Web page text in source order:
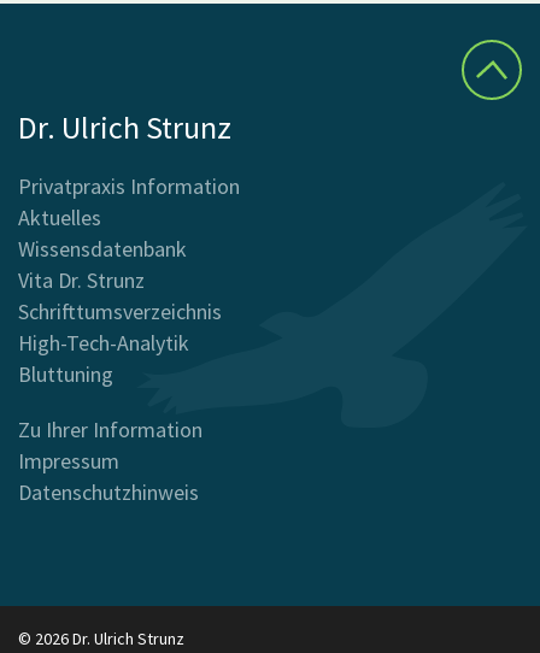
Dr. Ulrich Strunz
Privatpraxis Information
Aktuelles
Wissensdatenbank
Vita Dr. Strunz
Schrifttumsverzeichnis
High-Tech-Analytik
Bluttuning
Zu Ihrer Information
Impressum
Datenschutzhinweis
© 2026 Dr. Ulrich Strunz